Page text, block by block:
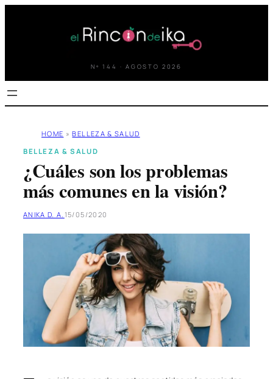
Nº 144 · AGOSTO 2026
HOME » BELLEZA & SALUD
BELLEZA & SALUD
¿Cuáles son los problemas
más comunes en la visión?
ANIKA D. A. 15/05/2020